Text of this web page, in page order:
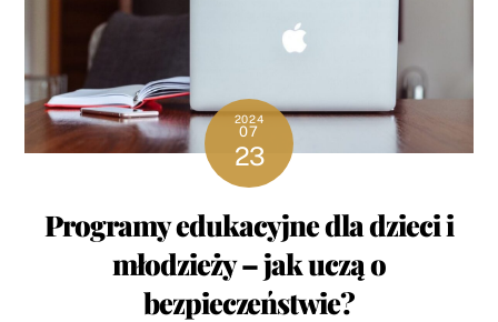
2024
07
23
Programy edukacyjne dla dzieci i
młodzieży – jak uczą o
bezpieczeństwie?